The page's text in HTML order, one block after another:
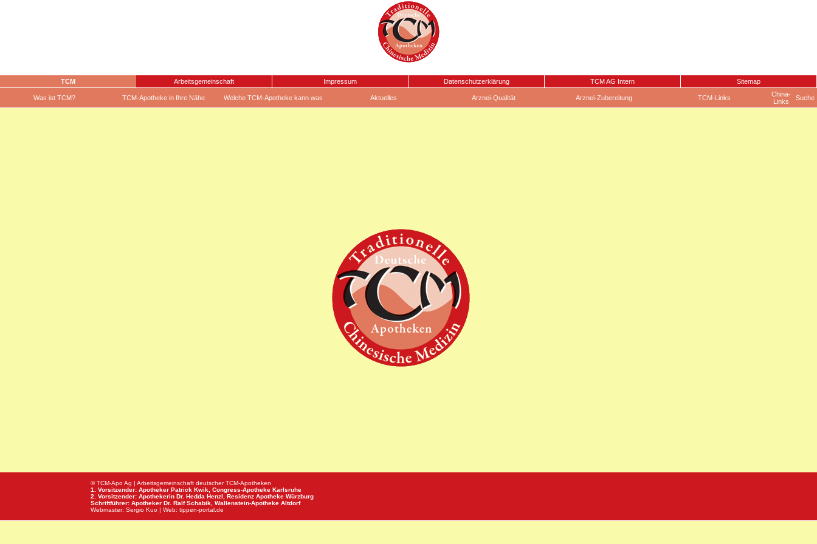
TCM Arbeitsgemeinschaft Impressum Datenschutzerklärung TCM AG Intern Sitemap
Was ist TCM? TCM-Apotheke in Ihre Nähe Welche TCM-Apotheke kann was Aktuelles Arznei-Qualität Arznei-Zubereitung TCM-Links
China-
Links
Suche
© TCM-Apo Ag | Arbeitsgemeinschaft deutscher TCM-Apotheken
1. Vorsitzender: Apotheker Patrick Kwik, Congress-Apotheke Karlsruhe
2. Vorsitzender: Apothekerin Dr. Hedda Henzl, Residenz Apotheke Würzburg
Schriftführer: Apotheker Dr. Ralf Schabik, Wallenstein-Apotheke Altdorf
Webmaster: Sergio Kuo | Web: tippen-portal.de